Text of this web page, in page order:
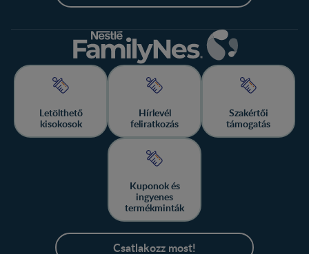
Letölthető
kisokosok
Hírlevél
feliratkozás
Szakértői
támogatás
Kuponok és
ingyenes
termékminták
Csatlakozz most!